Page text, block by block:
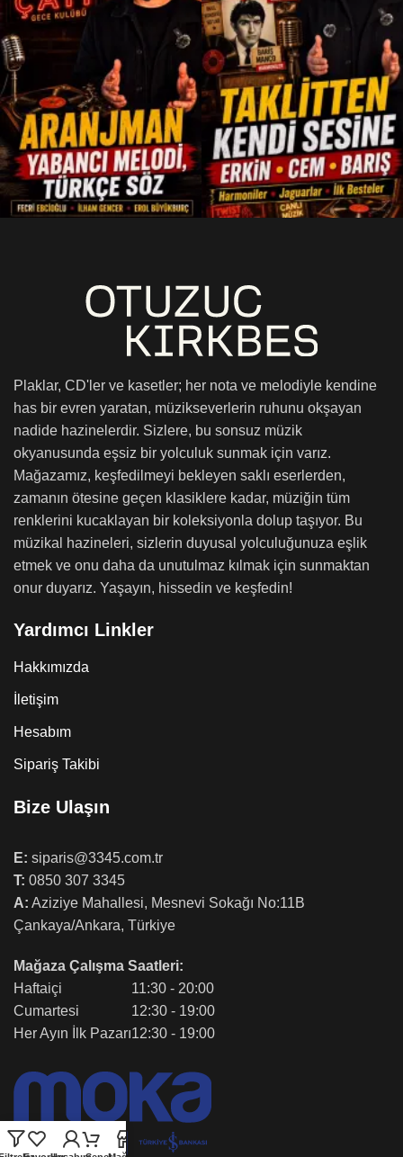
Plaklar, CD'ler ve kasetler; her nota ve melodiyle kendine
has bir evren yaratan, müzikseverlerin ruhunu okşayan
nadide hazinelerdir. Sizlere, bu sonsuz müzik
okyanusunda eşsiz bir yolculuk sunmak için varız.
Mağazamız, keşfedilmeyi bekleyen saklı eserlerden,
zamanın ötesine geçen klasiklere kadar, müziğin tüm
renklerini kucaklayan bir koleksiyonla dolup taşıyor. Bu
müzikal hazineleri, sizlerin duyusal yolculuğunuza eşlik
etmek ve onu daha da unutulmaz kılmak için sunmaktan
onur duyarız. Yaşayın, hissedin ve keşfedin!
Yardımcı Linkler
Hakkımızda
İletişim
Hesabım
Sipariş Takibi
Bize Ulaşın
E: siparis@3345.com.tr
T: 0850 307 3345
A: Aziziye Mahallesi, Mesnevi Sokağı No:11B
Çankaya/Ankara, Türkiye
Mağaza Çalışma Saatleri:
Haftaiçi
Cumartesi
Her Ayın İlk Pazarı
11:30 - 20:00
12:30 - 19:00
12:30 - 19:00